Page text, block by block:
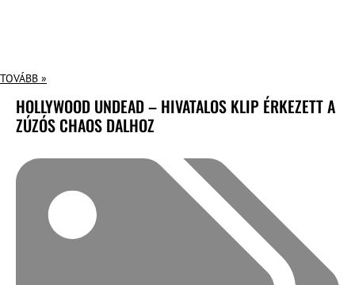
TOVÁBB »
HOLLYWOOD UNDEAD – HIVATALOS KLIP ÉRKEZETT A
ZÚZÓS CHAOS DALHOZ